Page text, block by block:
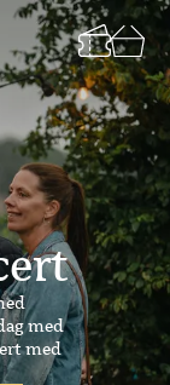
med
med